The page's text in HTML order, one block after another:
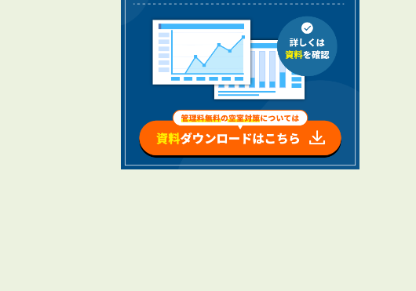
あり
ム
RENTAL
管理料無料について
４つの強み
報酬と独自の保証内容
手続きの流れ
賃料査定について